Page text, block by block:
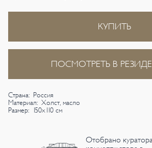
КУПИТЬ
ПОСМОТРЕТЬ В
Страна: Россия
Материал: Холст, масло
Размер: 150х110 см
Отобрано